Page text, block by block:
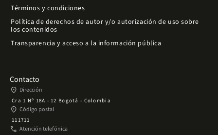
Términos y condiciones
Política de derechos de autor y/o autorización de uso sobre
los contenidos
Transparencia y acceso a la información pública
Contacto
place Dirección
Cra 1 Nº 18A - 12 Bogotá - Colombia
place Código postal
111711
phone Atención telefónica